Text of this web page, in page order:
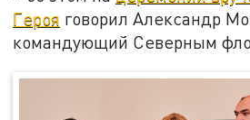
Героя говорил Александр
командующий Северным